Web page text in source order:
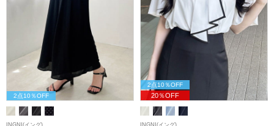
2点10％OFF
2点10％OFF
20％OFF